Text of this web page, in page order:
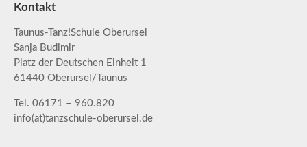
Kontakt
Taunus-Tanz!Schule Oberursel
Sanja Budimir
Platz der Deutschen Einheit 1
61440 Oberursel/Taunus
Tel. 06171 – 960.820
info(at)tanzschule-oberursel.de